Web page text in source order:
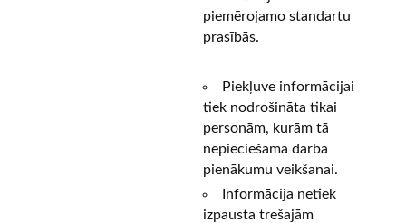
piemērojamo standartu
prasībās.
Piekļuve informācijai
tiek nodrošināta tikai
personām, kurām tā
nepieciešama darba
pienākumu veikšanai.
Informācija netiek
izpausta trešajām